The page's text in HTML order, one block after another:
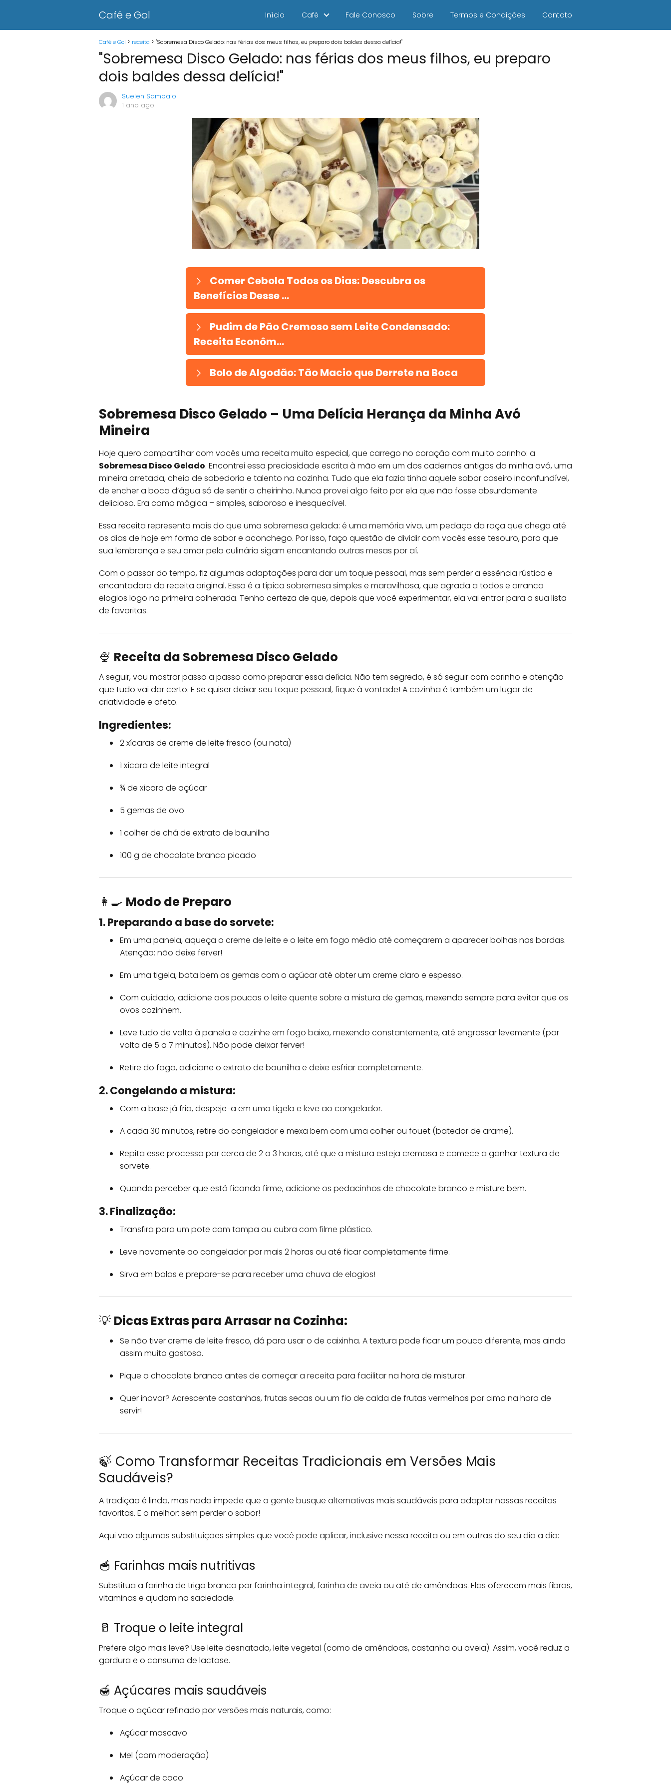
Café e Gol Início Café Fale Conosco Sobre Termos e Condições Contato
Café e Gol receita "Sobremesa Disco Gelado: nas férias dos meus filhos, eu preparo dois baldes dessa delícia!"
"Sobremesa Disco Gelado: nas férias dos meus filhos, eu preparo
dois baldes dessa delícia!"
Suelen Sampaio
1 ano ago
Comer Cebola Todos os Dias: Descubra os
Benefícios Desse ...
Pudim de Pão Cremoso sem Leite Condensado:
Receita Econôm...
Bolo de Algodão: Tão Macio que Derrete na Boca
Sobremesa Disco Gelado – Uma Delícia Herança da Minha Avó
Mineira
Hoje quero compartilhar com vocês uma receita muito especial, que carrego no coração com muito carinho: a
Sobremesa Disco Gelado. Encontrei essa preciosidade escrita à mão em um dos cadernos antigos da minha avó, uma
mineira arretada, cheia de sabedoria e talento na cozinha. Tudo que ela fazia tinha aquele sabor caseiro inconfundível,
de encher a boca d’água só de sentir o cheirinho. Nunca provei algo feito por ela que não fosse absurdamente
delicioso. Era como mágica – simples, saboroso e inesquecível.
Essa receita representa mais do que uma sobremesa gelada: é uma memória viva, um pedaço da roça que chega até
os dias de hoje em forma de sabor e aconchego. Por isso, faço questão de dividir com vocês esse tesouro, para que
sua lembrança e seu amor pela culinária sigam encantando outras mesas por aí.
Com o passar do tempo, fiz algumas adaptações para dar um toque pessoal, mas sem perder a essência rústica e
encantadora da receita original. Essa é a típica sobremesa simples e maravilhosa, que agrada a todos e arranca
elogios logo na primeira colherada. Tenho certeza de que, depois que você experimentar, ela vai entrar para a sua lista
de favoritas.
🍨 Receita da Sobremesa Disco Gelado
A seguir, vou mostrar passo a passo como preparar essa delícia. Não tem segredo, é só seguir com carinho e atenção
que tudo vai dar certo. E se quiser deixar seu toque pessoal, fique à vontade! A cozinha é também um lugar de
criatividade e afeto.
Ingredientes:
2 xícaras de creme de leite fresco (ou nata)
1 xícara de leite integral
¾ de xícara de açúcar
5 gemas de ovo
1 colher de chá de extrato de baunilha
100 g de chocolate branco picado
👩‍🍳 Modo de Preparo
1. Preparando a base do sorvete:
Em uma panela, aqueça o creme de leite e o leite em fogo médio até começarem a aparecer bolhas nas bordas.
Atenção: não deixe ferver!
Em uma tigela, bata bem as gemas com o açúcar até obter um creme claro e espesso.
Com cuidado, adicione aos poucos o leite quente sobre a mistura de gemas, mexendo sempre para evitar que os
ovos cozinhem.
Leve tudo de volta à panela e cozinhe em fogo baixo, mexendo constantemente, até engrossar levemente (por
volta de 5 a 7 minutos). Não pode deixar ferver!
Retire do fogo, adicione o extrato de baunilha e deixe esfriar completamente.
2. Congelando a mistura:
Com a base já fria, despeje-a em uma tigela e leve ao congelador.
A cada 30 minutos, retire do congelador e mexa bem com uma colher ou fouet (batedor de arame).
Repita esse processo por cerca de 2 a 3 horas, até que a mistura esteja cremosa e comece a ganhar textura de
sorvete.
Quando perceber que está ficando firme, adicione os pedacinhos de chocolate branco e misture bem.
3. Finalização:
Transfira para um pote com tampa ou cubra com filme plástico.
Leve novamente ao congelador por mais 2 horas ou até ficar completamente firme.
Sirva em bolas e prepare-se para receber uma chuva de elogios!
💡 Dicas Extras para Arrasar na Cozinha:
Se não tiver creme de leite fresco, dá para usar o de caixinha. A textura pode ficar um pouco diferente, mas ainda
assim muito gostosa.
Pique o chocolate branco antes de começar a receita para facilitar na hora de misturar.
Quer inovar? Acrescente castanhas, frutas secas ou um fio de calda de frutas vermelhas por cima na hora de
servir!
🍃 Como Transformar Receitas Tradicionais em Versões Mais
Saudáveis?
A tradição é linda, mas nada impede que a gente busque alternativas mais saudáveis para adaptar nossas receitas
favoritas. E o melhor: sem perder o sabor!
Aqui vão algumas substituições simples que você pode aplicar, inclusive nessa receita ou em outras do seu dia a dia:
🥣 Farinhas mais nutritivas
Substitua a farinha de trigo branca por farinha integral, farinha de aveia ou até de amêndoas. Elas oferecem mais fibras,
vitaminas e ajudam na saciedade.
🥛 Troque o leite integral
Prefere algo mais leve? Use leite desnatado, leite vegetal (como de amêndoas, castanha ou aveia). Assim, você reduz a
gordura e o consumo de lactose.
🍯 Açúcares mais saudáveis
Troque o açúcar refinado por versões mais naturais, como:
Açúcar mascavo
Mel (com moderação)
Açúcar de coco